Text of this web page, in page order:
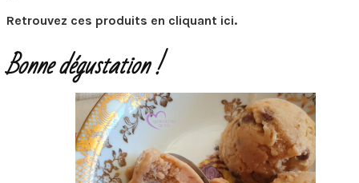
Retrouvez ces produits en cliquant ici.
Bonne dégustation !